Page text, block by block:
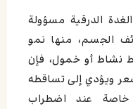
الغدة الدرقية مسؤولة
الجسم، منها نمو
نشاط أو خمول، فإن
ويؤدي إلى تساقطه
عند اضطراب